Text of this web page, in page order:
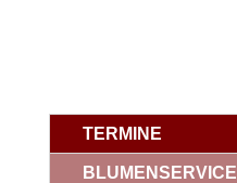
TERMINE
BLUMENSERVICE